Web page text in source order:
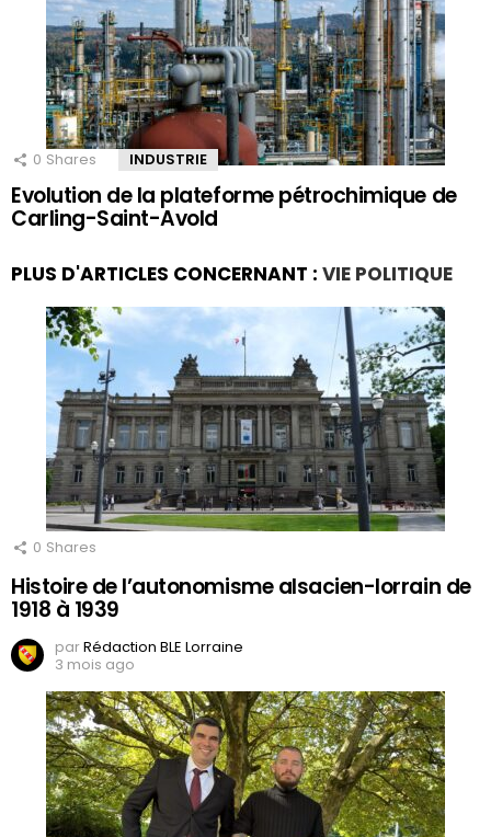
0 Shares INDUSTRIE
Evolution de la plateforme pétrochimique de
Carling-Saint-Avold
PLUS D'ARTICLES CONCERNANT : VIE POLITIQUE
0 Shares
Histoire de l’autonomisme alsacien-lorrain de
1918 à 1939
parRédaction BLE Lorraine
3 mois ago